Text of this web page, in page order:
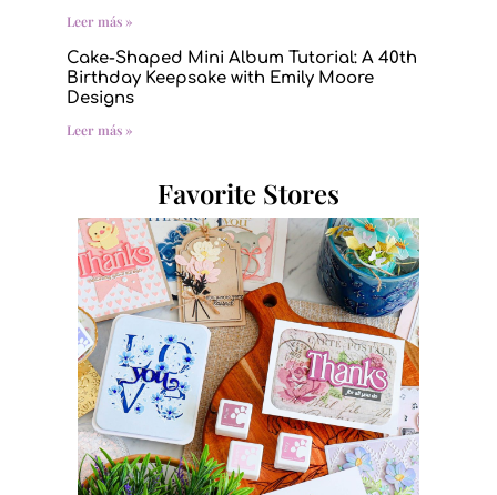
Leer más »
Cake-Shaped Mini Album Tutorial: A 40th
Birthday Keepsake with Emily Moore
Designs
Leer más »
Favorite Stores